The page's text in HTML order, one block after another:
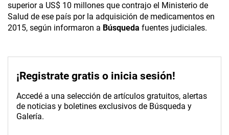
superior a US$ 10 millones que contrajo el Ministerio de
Salud de ese país por la adquisición de medicamentos en
2015, según informaron a Búsqueda fuentes judiciales.
¡Registrate gratis o inicia sesión!
Accedé a una selección de artículos gratuitos, alertas
de noticias y boletines exclusivos de Búsqueda y
Galería.